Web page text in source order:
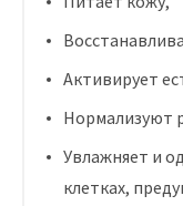
Активирует
Нормализуют
Увлажняет и
клетках,